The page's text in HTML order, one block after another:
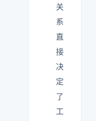
关
系
直
接
决
定
了
工